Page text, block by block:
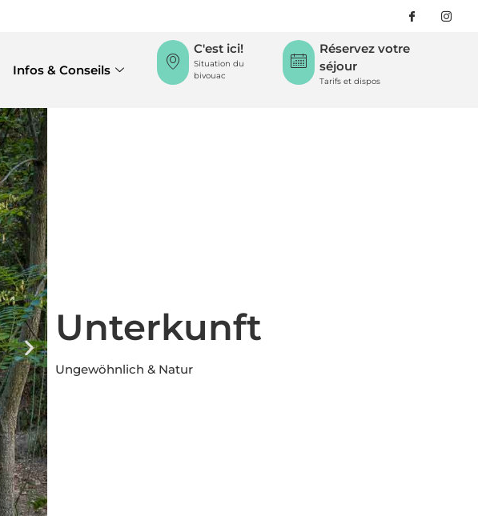
Infos & Conseils
C'est ici!
Situation du
bivouac
Réservez votre
séjour
Tarifs et dispos
Unterkunft
Ungewöhnlich & Natur